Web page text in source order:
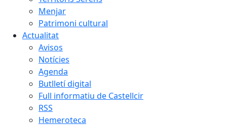
Menjar
Patrimoni cultural
Actualitat
Avisos
Notícies
Agenda
Butlletí digital
Full informatiu de Castellcir
RSS
Hemeroteca